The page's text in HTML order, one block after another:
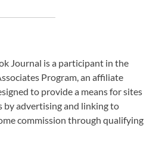
Journal is a participant in the
Program, an affiliate
to provide a means for sites
by advertising and linking to
commission through qualifying